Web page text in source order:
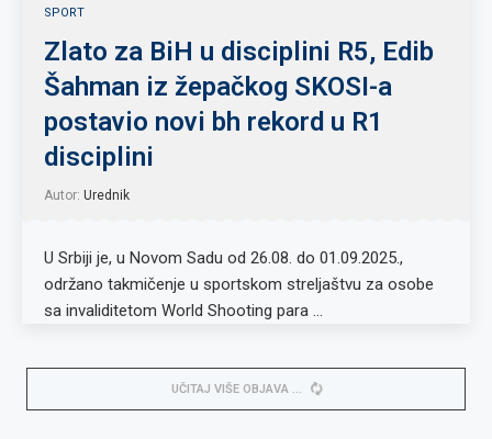
SPORT
Zlato za BiH u disciplini R5, Edib
Šahman iz žepačkog SKOSI-a
postavio novi bh rekord u R1
disciplini
Autor: Urednik
U Srbiji je, u Novom Sadu od 26.08. do 01.09.2025.,
održano takmičenje u sportskom streljaštvu za osobe
sa invaliditetom World Shooting para …
UČITAJ VIŠE OBJAVA